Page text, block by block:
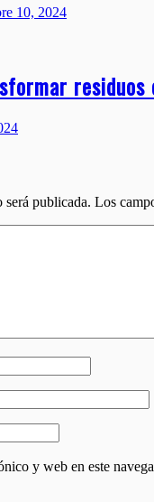
10, 2024
publicada. Los
y web en este